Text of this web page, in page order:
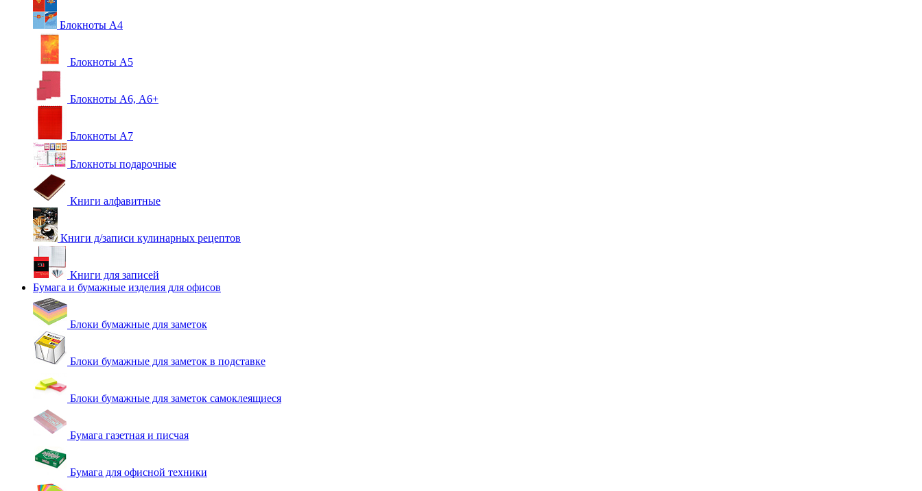
Блокноты А4
Блокноты А5
Блокноты А6, А6+
Блокноты А7
Блокноты подарочные
Книги алфавитные
Книги д/записи кулинарных рецептов
Книги для записей
Бумага и бумажные изделия для офисов
Блоки бумажные для заметок
Блоки бумажные для заметок в подставке
Блоки бумажные для заметок самоклеящиеся
Бумага газетная и писчая
Бумага для офисной техники